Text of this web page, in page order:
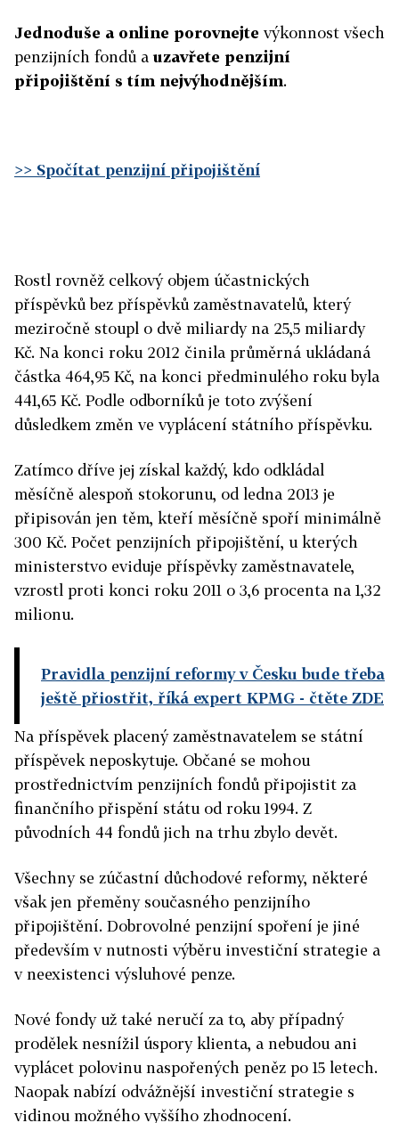
Jednoduše a online porovnejte výkonnost všech
penzijních fondů a uzavřete penzijní
připojištění s tím nejvýhodnějším.
>> Spočítat penzijní připojištění
Rostl rovněž celkový objem účastnických
příspěvků bez příspěvků zaměstnavatelů, který
meziročně stoupl o dvě miliardy na 25,5 miliardy
Kč. Na konci roku 2012 činila průměrná ukládaná
částka 464,95 Kč, na konci předminulého roku byla
441,65 Kč. Podle odborníků je toto zvýšení
důsledkem změn ve vyplácení státního příspěvku.
Zatímco dříve jej získal každý, kdo odkládal
měsíčně alespoň stokorunu, od ledna 2013 je
připisován jen těm, kteří měsíčně spoří minimálně
300 Kč. Počet penzijních připojištění, u kterých
ministerstvo eviduje příspěvky zaměstnavatele,
vzrostl proti konci roku 2011 o 3,6 procenta na 1,32
milionu.
Pravidla penzijní reformy v Česku bude třeba
ještě přiostřit, říká expert KPMG - čtěte ZDE
Na příspěvek placený zaměstnavatelem se státní
příspěvek neposkytuje. Občané se mohou
prostřednictvím penzijních fondů připojistit za
finančního přispění státu od roku 1994. Z
původních 44 fondů jich na trhu zbylo devět.
Všechny se zúčastní důchodové reformy, některé
však jen přeměny současného penzijního
připojištění. Dobrovolné penzijní spoření je jiné
především v nutnosti výběru investiční strategie a
v neexistenci výsluhové penze.
Nové fondy už také neručí za to, aby případný
prodělek nesnížil úspory klienta, a nebudou ani
vyplácet polovinu naspořených peněz po 15 letech.
Naopak nabízí odvážnější investiční strategie s
vidinou možného vyššího zhodnocení.